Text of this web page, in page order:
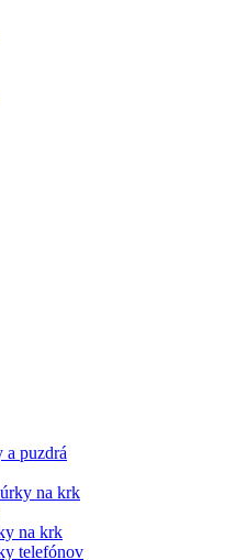
a puzdrá
na krk
na krk
telefónov